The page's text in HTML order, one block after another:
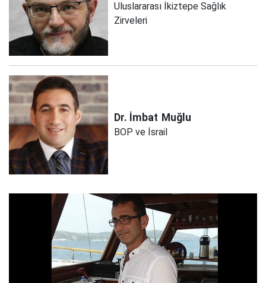
Uluslararası İkiztepe Sağlık
Zirveleri
Dr. İmbat Muğlu
BOP ve İsrail